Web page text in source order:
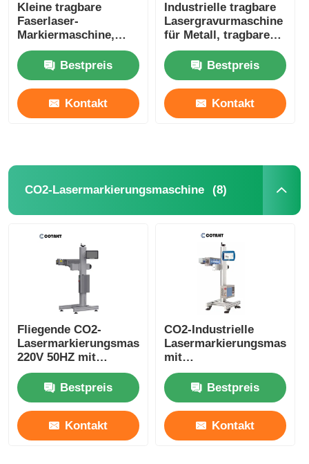
Kleine tragbare
Faserlaser-
Markiermaschine,
Handlaser-
Graviermaschine 90V
- 240V
Bestpreis
Kontakt
Industrielle tragbare
Lasergravurmaschine
für Metall, tragbare
Lasercodiermaschine
Bestpreis
Kontakt
CO2-Lasermarkierungsmaschine (8)
Fliegende CO2-
Lasermarkierungsmaschine
220V 50HZ mit
Codierung /
MarkierungBestpreis
Kontakt
CO2-Industrielle
mit
Datumskennzeichnung
für PET-Flaschen
Bestpreis
Kontakt